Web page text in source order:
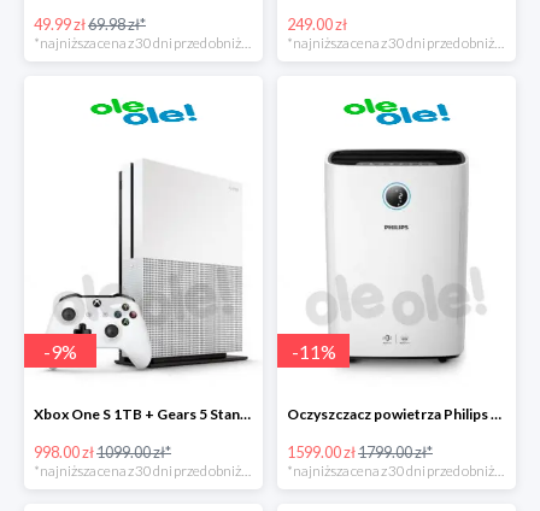
49.99 zł69.98 zł*
*najniższa cena z 30 dni przed obniżką
249.00 zł
*najniższa cena z 30 dni przed obniżką
-9%
Xbox One S 1TB + Gears 5 Standard Edition + kolekcja gier
998.00 zł1099.00 zł*
-11%
Oczyszczacz powietrza Philips AC2729/50 Combi 2w1
1599.00 zł1799.00 zł*